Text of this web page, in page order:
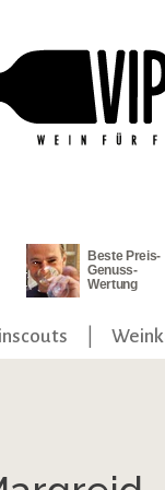
Beste Preis-
Genuss-
Wertung